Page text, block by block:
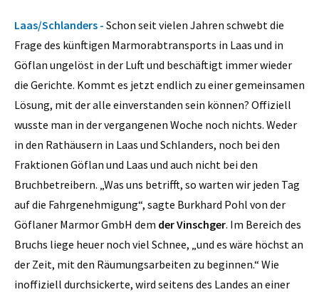
Laas/Schlanders - Schon seit vielen Jahren schwebt die
Frage des künftigen Marmorabtransports in Laas und in
Göflan ungelöst in der Luft und beschäftigt immer wieder
die Gerichte. Kommt es jetzt endlich zu einer gemeinsamen
Lösung, mit der alle einverstanden sein können? Offiziell
wusste man in der vergangenen Woche noch nichts. Weder
in den Rathäusern in Laas und Schlanders, noch bei den
Fraktionen Göflan und Laas und auch nicht bei den
Bruchbetreibern. „Was uns betrifft, so warten wir jeden Tag
auf die Fahrgenehmigung“, sagte Burkhard Pohl von der
Göflaner Marmor GmbH dem der Vinschger. Im Bereich des
Bruchs liege heuer noch viel Schnee, „und es wäre höchst an
der Zeit, mit den Räumungsarbeiten zu beginnen.“ Wie
inoffiziell durchsickerte, wird seitens des Landes an einer